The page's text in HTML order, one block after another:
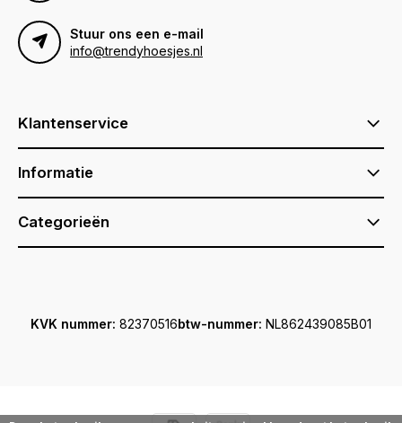
Stuur ons een e-mail
info@trendyhoesjes.nl
Klantenservice
Informatie
Categorieën
KVK nummer: 82370516btw-nummer: NL862439085B01